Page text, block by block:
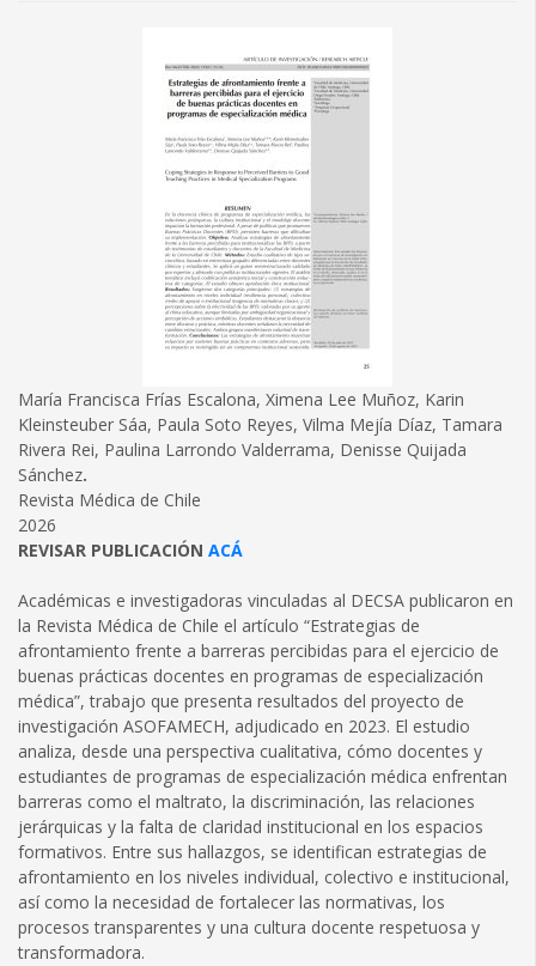
María Francisca Frías Escalona, Ximena Lee Muñoz, Karin
Kleinsteuber Sáa, Paula Soto Reyes, Vilma Mejía Díaz, Tamara
Rivera Rei, Paulina Larrondo Valderrama, Denisse Quijada
Sánchez.
Revista Médica de Chile
2026
REVISAR PUBLICACIÓN ACÁ
Académicas e investigadoras vinculadas al DECSA publicaron en
la Revista Médica de Chile el artículo “Estrategias de
afrontamiento frente a barreras percibidas para el ejercicio de
buenas prácticas docentes en programas de especialización
médica”, trabajo que presenta resultados del proyecto de
investigación ASOFAMECH, adjudicado en 2023. El estudio
analiza, desde una perspectiva cualitativa, cómo docentes y
estudiantes de programas de especialización médica enfrentan
barreras como el maltrato, la discriminación, las relaciones
jerárquicas y la falta de claridad institucional en los espacios
formativos. Entre sus hallazgos, se identifican estrategias de
afrontamiento en los niveles individual, colectivo e institucional,
así como la necesidad de fortalecer las normativas, los
procesos transparentes y una cultura docente respetuosa y
transformadora.